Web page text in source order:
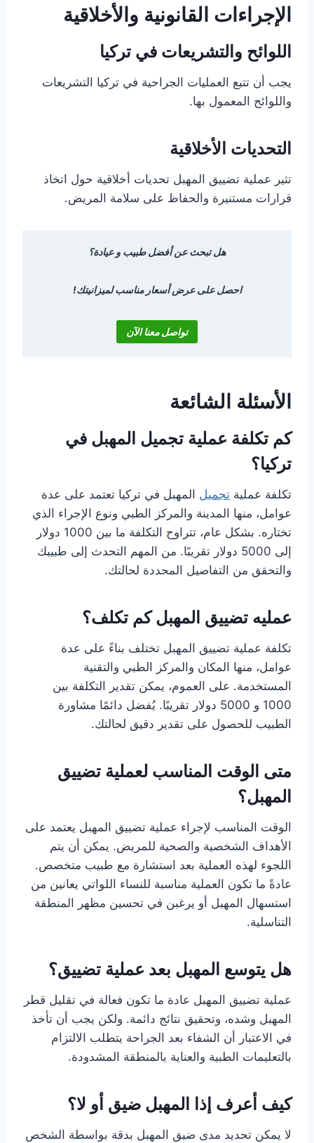
الإجراءات القانونية والأخلاقية
اللوائح والتشريعات في تركيا
يجب أن تتبع العمليات الجراحية في تركيا التشريعات
واللوائح المعمول بها.
التحديات الأخلاقية
تثير عملية تضييق المهبل تحديات أخلاقية حول اتخاذ
قرارات مستنيرة والحفاظ على سلامة المريض.
هل تبحث عن أفضل طبيب و عيادة؟
احصل على عرض أسعار مناسب لميزانيتك!
تواصل معنا الآن
الأسئلة الشائعة
كم تكلفة عملية تجميل المهبل في
تركيا؟
تكلفة عملية تجميل المهبل في تركيا تعتمد على عدة
عوامل، منها المدينة والمركز الطبي ونوع الإجراء الذي
تختاره. بشكل عام، تتراوح التكلفة ما بين 1000 دولار
إلى 5000 دولار تقريبًا. من المهم التحدث إلى طبيبك
والتحقق من التفاصيل المحددة لحالتك.
عمليه تضييق المهبل كم تكلف؟
تكلفة عملية تضييق المهبل تختلف بناءً على عدة
عوامل، منها المكان والمركز الطبي والتقنية
المستخدمة. على العموم، يمكن تقدير التكلفة بين
1000 و 5000 دولار تقريبًا. يُفضل دائمًا مشاورة
الطبيب للحصول على تقدير دقيق لحالتك.
متى الوقت المناسب لعملية تضييق
المهبل؟
الوقت المناسب لإجراء عملية تضييق المهبل يعتمد على
الأهداف الشخصية والصحية للمريض. يمكن أن يتم
اللجوء لهذه العملية بعد استشارة مع طبيب متخصص.
عادةً ما تكون العملية مناسبة للنساء اللواتي يعانين من
استسهال المهبل أو يرغبن في تحسين مظهر المنطقة
التناسلية.
هل يتوسع المهبل بعد عملية تضييق؟
عملية تضييق المهبل عادة ما تكون فعالة في تقليل قطر
المهبل وشده، وتحقيق نتائج دائمة. ولكن يجب أن تأخذ
في الاعتبار أن الشفاء بعد الجراحة يتطلب الالتزام
بالتعليمات الطبية والعناية بالمنطقة المشدودة.
كيف أعرف إذا المهبل ضيق أو لا؟
لا يمكن تحديد مدى ضيق المهبل بدقة بواسطة الشخص